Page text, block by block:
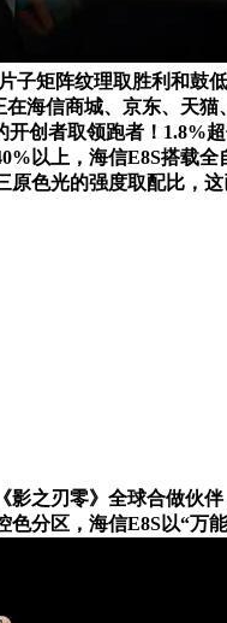
子矩阵纹理取胜利和鼓
在海信商城、京东、天
创者取领跑者！1.8%
以上，海信E8S搭载
原色光的强度取配比，
影之刃零》全球合做伙
色分区，海信E8S以“万